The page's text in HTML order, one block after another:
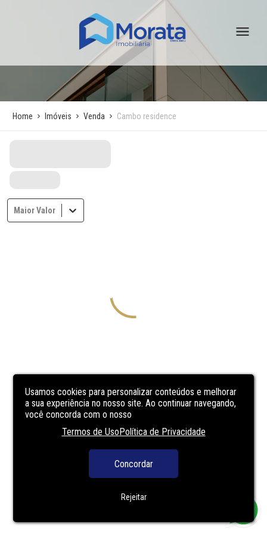
Usamos cookies para personalizar conteúdos e melhorar
a sua experiência no nosso site. Ao continuar navegando,
você concorda com o nosso
Termos de UsoPolítica de Privacidade
Concordar
Rejeitar
Home Imóveis Venda Cambo residence
Maior Valor